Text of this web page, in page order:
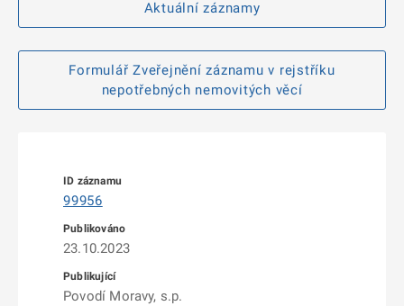
Aktuální záznamy
Formulář Zveřejnění záznamu v rejstříku
nepotřebných nemovitých věcí
99956
23.10.2023
Povodí Moravy, s.p.